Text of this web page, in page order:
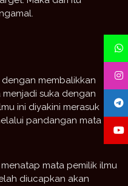
membalikkan
suka dengan
ini diyakini merasuk
pandangan mata dan
mata pemilik ilmu
diucapkan akan